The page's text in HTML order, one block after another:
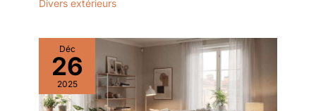
Divers extérieurs
Déc
26
2025